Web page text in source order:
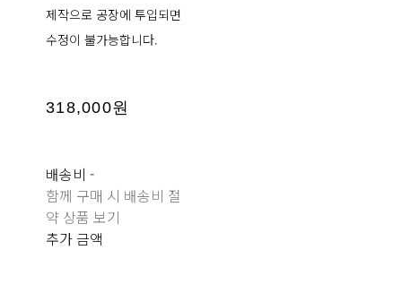
제작으로 공장에 투입되면
수정이 불가능합니다.
318,000원
배송비-
함께 구매 시 배송비 절
약 상품 보기
추가 금액